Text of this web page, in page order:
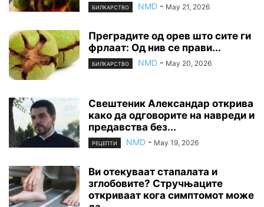
БИЛКАРСТВО NMD - May 21, 2026
Преградите од орев што сите ги
фрлаат: Од нив се прави...
БИЛКАРСТВО NMD - May 20, 2026
Свештеник Александар открива
како да одговорите на навреди и
предавства без...
РЕЦЕПТИ NMD - May 19, 2026
Ви отекуваат стапалата и
зглобовите? Стручњаците
откриваат кога симптомот може